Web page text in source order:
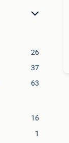
26
37
63
16
1